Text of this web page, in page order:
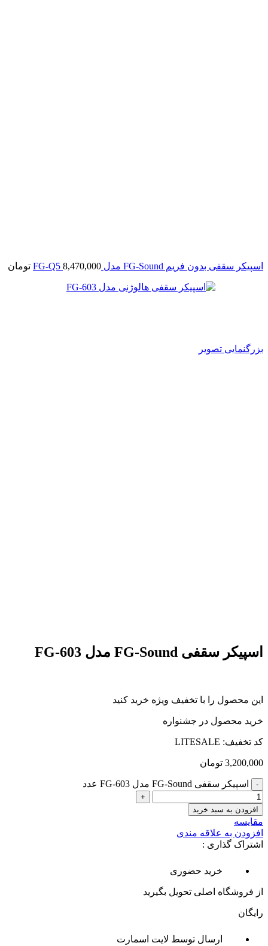
اسپیکر سقفی بدون فریم FG-Sound مدل FG-Q5 8,470,000 تومان
بزرگنمایی تصویر
اسپیکر سقفی FG-Sound مدل FG-603
این محصول را با تخفیف ویژه خرید کنید
خرید محصول در جشنواره
کد تخفیف: LITESALE
3,200,000 تومان
اسپیکر سقفی FG-Sound مدل FG-603 عدد
افزودن به سبد خرید
مقایسه
افزودن به علاقه مندی
اشتراک گذاری :
خرید حضوری
از فروشگاه اصلی تحویل بگیرید
رایگان
ارسال توسط لایت اسمارت